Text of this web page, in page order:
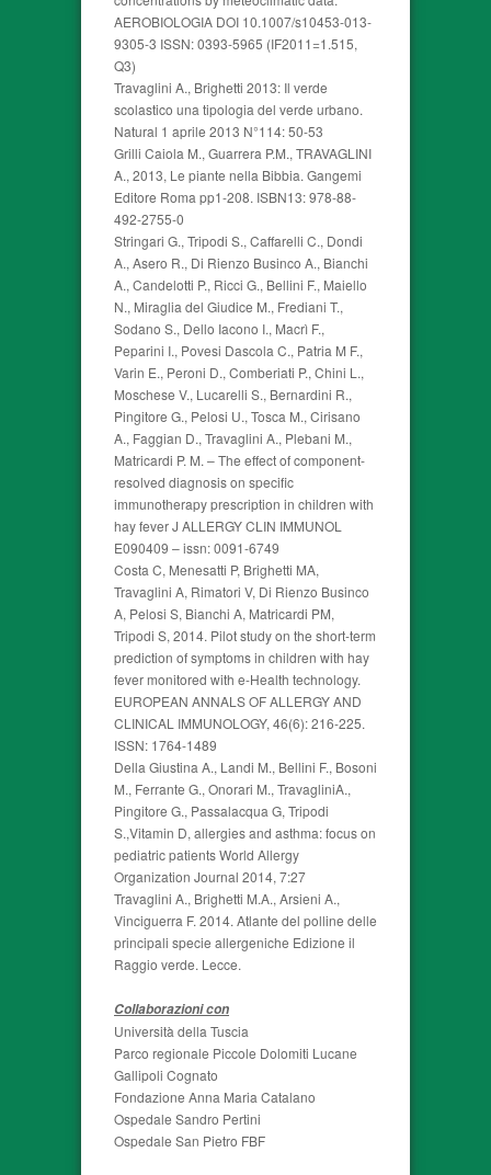
AEROBIOLOGIA DOI 10.1007/s10453-013-
9305-3 ISSN: 0393-5965 (IF2011=1.515,
Q3)
Travaglini A., Brighetti 2013: Il verde
scolastico una tipologia del verde urbano.
Natural 1 aprile 2013 N°114: 50-53
Grilli Caiola M., Guarrera P.M., TRAVAGLINI
A., 2013, Le piante nella Bibbia. Gangemi
Editore Roma pp1-208. ISBN13: 978-88-
492-2755-0
Stringari G., Tripodi S., Caffarelli C., Dondi
A., Asero R., Di Rienzo Businco A., Bianchi
A., Candelotti P., Ricci G., Bellini F., Maiello
N., Miraglia del Giudice M., Frediani T.,
Sodano S., Dello Iacono I., Macrì F.,
Peparini I., Povesi Dascola C., Patria M F.,
Varin E., Peroni D., Comberiati P., Chini L.,
Moschese V., Lucarelli S., Bernardini R.,
Pingitore G., Pelosi U., Tosca M., Cirisano
A., Faggian D., Travaglini A., Plebani M.,
Matricardi P. M. – The effect of component-
resolved diagnosis on specific
immunotherapy prescription in children with
hay fever J ALLERGY CLIN IMMUNOL
E090409 – issn: 0091-6749
Costa C, Menesatti P, Brighetti MA,
Travaglini A, Rimatori V, Di Rienzo Businco
A, Pelosi S, Bianchi A, Matricardi PM,
Tripodi S, 2014. Pilot study on the short-term
prediction of symptoms in children with hay
fever monitored with e-Health technology.
EUROPEAN ANNALS OF ALLERGY AND
CLINICAL IMMUNOLOGY, 46(6): 216-225.
ISSN: 1764-1489
Della Giustina A., Landi M., Bellini F., Bosoni
M., Ferrante G., Onorari M., TravagliniA.,
Pingitore G., Passalacqua G, Tripodi
S.,Vitamin D, allergies and asthma: focus on
pediatric patients World Allergy
Organization Journal 2014, 7:27
Travaglini A., Brighetti M.A., Arsieni A.,
Vinciguerra F. 2014. Atlante del polline delle
principali specie allergeniche Edizione il
Raggio verde. Lecce.
Collaborazioni con
Università della Tuscia
Parco regionale Piccole Dolomiti Lucane
Gallipoli Cognato
Fondazione Anna Maria Catalano
Ospedale Sandro Pertini
Ospedale San Pietro FBF